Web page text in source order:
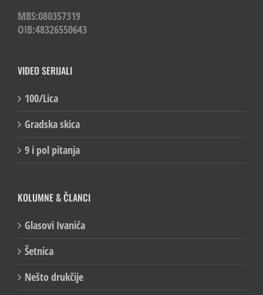
MBS:080357319
OIB:48326550643
VIDEO SERIJALI
100/Lica
Gradska skica
9 i pol pitanja
KOLUMNE & ČLANCI
Glasovi Ivanića
Šetnica
Nešto drukčije